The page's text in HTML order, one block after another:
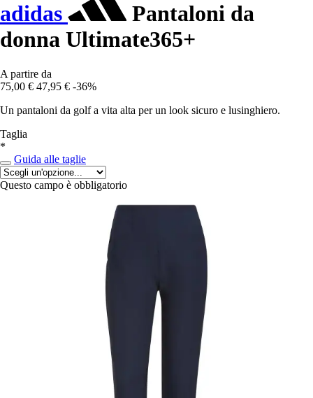
adidas
Pantaloni da
donna Ultimate365+
A partire da
75,00 € 47,95 € -36%
Un pantaloni da golf a vita alta per un look sicuro e lusinghiero.
Taglia
*
Guida alle taglie
Questo campo è obbligatorio